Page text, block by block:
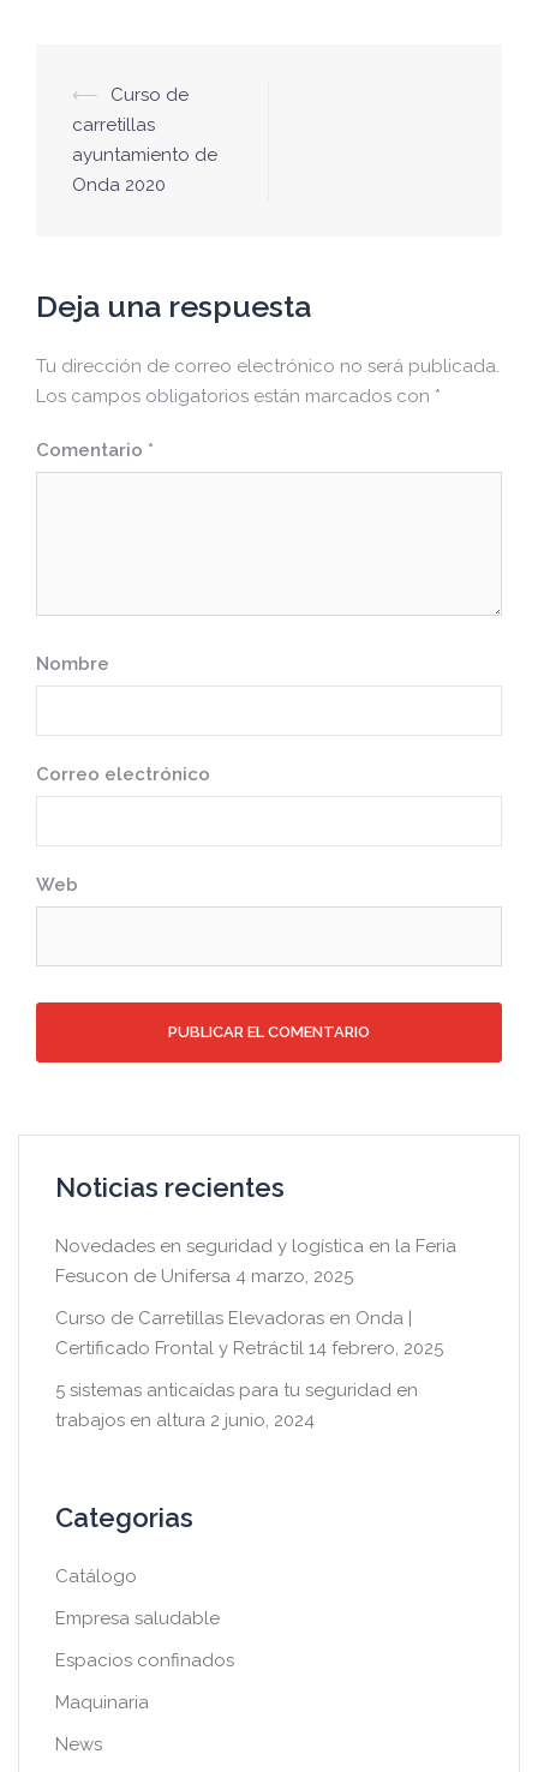
Navegación
de
entradas
⟵
Curso de
carretillas
ayuntamiento de
Onda 2020
Deja una respuesta
Tu dirección de correo electrónico no será publicada.
Los campos obligatorios están marcados con *
Comentario *
Nombre
Correo electrónico
Web
Noticias recientes
Novedades en seguridad y logística en la Feria
Fesucon de Unifersa 4 marzo, 2025
Curso de Carretillas Elevadoras en Onda |
Certificado Frontal y Retráctil 14 febrero, 2025
5 sistemas anticaídas para tu seguridad en
trabajos en altura 2 junio, 2024
Categorias
Catálogo
Empresa saludable
Espacios confinados
Maquinaria
News